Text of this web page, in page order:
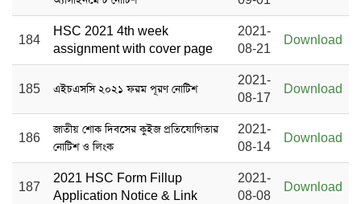
184
HSC 2021 4th week
assignment with cover page
2021-
08-21
Download
185 এইচএসসি ২০২১ ফরম পূরণ নোটিশ
2021-
08-17
Download
186
জাতীয় শোক দিবসের কুইজ প্রতিযোগিতার
নোটিশ ও লিংক
2021-
08-14
Download
187
2021 HSC Form Fillup
Application Notice & Link
2021-
08-08
Download